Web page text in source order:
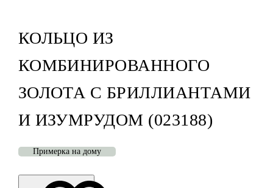
КОЛЬЦО ИЗ
КОМБИНИРОВАННОГО
ЗОЛОТА С БРИЛЛИАНТАМИ
И ИЗУМРУДОМ (023188)
Примерка на дому